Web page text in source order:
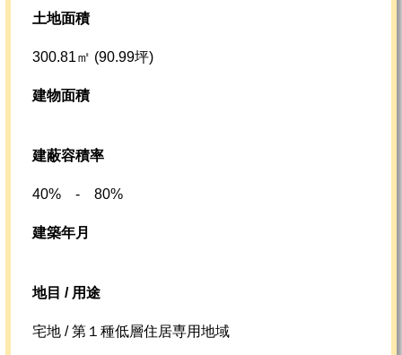
土地面積
300.81㎡ (90.99坪)
建物面積
建蔽容積率
40% - 80%
建築年月
地目 / 用途
宅地 / 第１種低層住居専用地域